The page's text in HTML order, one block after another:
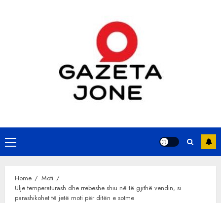
Primary
Menu
Home
Moti
Ulje temperaturash dhe rrebeshe shiu në të gjithë vendin, si
parashikohet të jetë moti për ditën e sotme